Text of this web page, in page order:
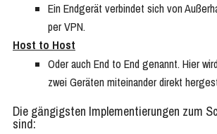
Ein Endgerät verbindet sich von
per VPN.
Host to Host
Oder auch End to End genannt. Hier
zwei Geräten miteinander direkt
Die gängigsten Implementierungen zum
sind: